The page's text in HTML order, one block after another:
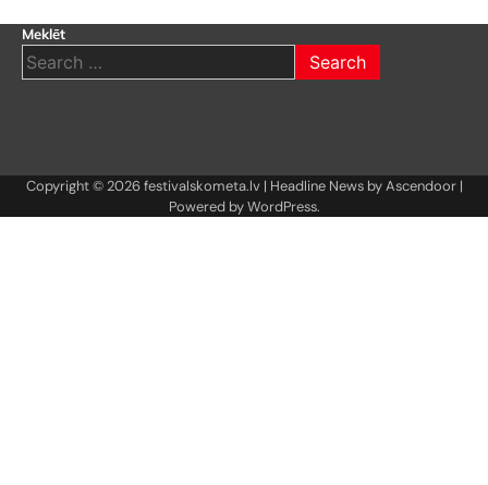
Meklēt
Search
for:
Copyright © 2026festivalskometa.lv| Headline News byAscendoor|
Powered byWordPress.